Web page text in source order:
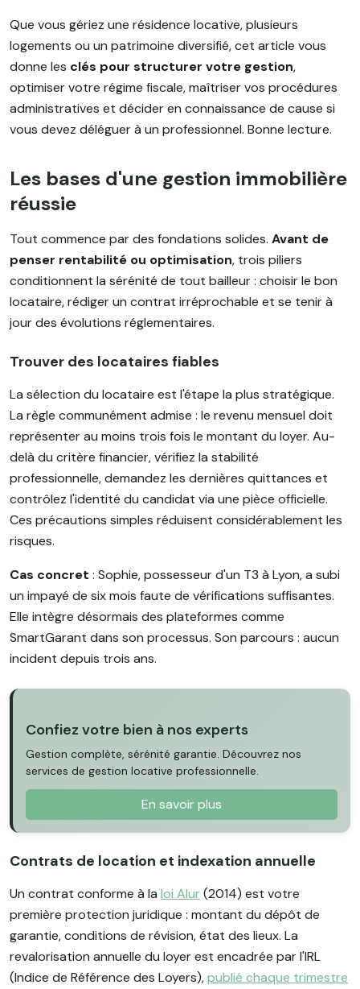
Que vous gériez une résidence locative, plusieurs
logements ou un patrimoine diversifié, cet article vous
donne les clés pour structurer votre gestion,
optimiser votre régime fiscale, maîtriser vos procédures
administratives et décider en connaissance de cause si
vous devez déléguer à un professionnel. Bonne lecture.
Les bases d'une gestion immobilière
réussie
Tout commence par des fondations solides. Avant de
penser rentabilité ou optimisation, trois piliers
conditionnent la sérénité de tout bailleur : choisir le bon
locataire, rédiger un contrat irréprochable et se tenir à
jour des évolutions réglementaires.
Trouver des locataires fiables
La sélection du locataire est l'étape la plus stratégique.
La règle communément admise : le revenu mensuel doit
représenter au moins trois fois le montant du loyer. Au-
delà du critère financier, vérifiez la stabilité
professionnelle, demandez les dernières quittances et
contrôlez l'identité du candidat via une pièce officielle.
Ces précautions simples réduisent considérablement les
risques.
Cas concret : Sophie, possesseur d'un T3 à Lyon, a subi
un impayé de six mois faute de vérifications suffisantes.
Elle intègre désormais des plateformes comme
SmartGarant dans son processus. Son parcours : aucun
incident depuis trois ans.
Confiez votre bien à nos experts
Gestion complète, sérénité garantie. Découvrez nos
services de gestion locative professionnelle.
En savoir plus
Contrats de location et indexation annuelle
Un contrat conforme à la loi Alur (2014) est votre
première protection juridique : montant du dépôt de
garantie, conditions de révision, état des lieux. La
revalorisation annuelle du loyer est encadrée par l'IRL
(Indice de Référence des Loyers),publié chaque trimestre